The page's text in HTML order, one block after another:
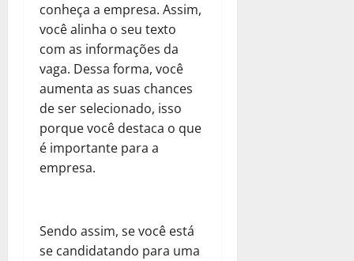
conheça a empresa. Assim,
você alinha o seu texto
com as informações da
vaga. Dessa forma, você
aumenta as suas chances
de ser selecionado, isso
porque você destaca o que
é importante para a
empresa.
Sendo assim, se você está
se candidatando para uma